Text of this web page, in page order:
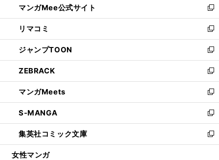
く
ド
ウ
で
開
く
ィ
ン
ド
ウ
で
開
く
い
ウ
ィ
ン
ド
ウ
で
開
く
マンガMee公式サイト
新
し
い
ウ
ィ
ン
ド
ウ
で
開
く
リマコミ
新
し
い
ウ
ィ
ン
ド
ウ
で
開
く
ジャンプTOON
新
し
い
ウ
ィ
ン
ド
ウ
で
開
ZEBRACK
新
し
い
ウ
ィ
ン
ド
ウ
マンガMeets
新
し
い
ウ
ィ
ン
S-MANGA
新
し
い
ウ
集英社コミック文庫
新
し
女性マンガ